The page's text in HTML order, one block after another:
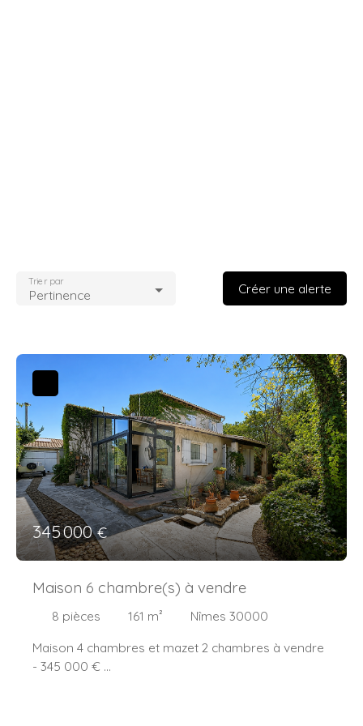
Pertinence
Trier par Créer une alerte
345 000€
Maison 6 chambre(s) à vendre
8 pièces 161 m²
Nîmes 30000
Maison 4 chambres et mazet 2 chambres à vendre
- 345 000 €